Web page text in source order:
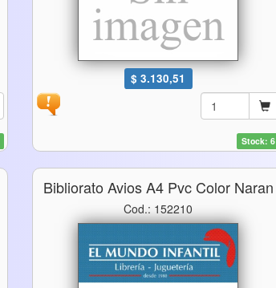
$ 3.130,51
Stock: 6
Bibliorato Avios A4 Pvc Color Naran
Cod.: 152210